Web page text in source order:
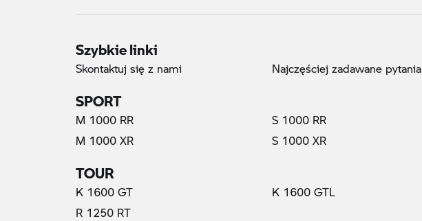
Szybkie linki
Skontaktuj się z nami Najczęściej zadawane pytania
SPORT
M 1000 RR S 1000 RR
M 1000 XR
S 1000 XR
TOUR
K 1600 GT K 1600 GTL
R 1250 RT